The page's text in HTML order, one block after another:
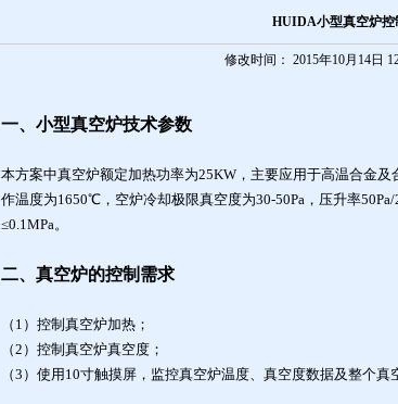
HUIDA小型真空炉控
修改时间： 2015年10月14日
一、小型真空炉技术参数
本方案中真空炉额定加热功率为25KW，主要应用于高温合金
作温度为1650℃，空炉冷却极限真空度为30-50Pa，压升率
≤0.1MPa。
二、真空炉的控制需求
（1）控制真空炉加热；
（2）控制真空炉真空度；
（3）使用10寸触摸屏，监控真空炉温度、真空度数据及整个真